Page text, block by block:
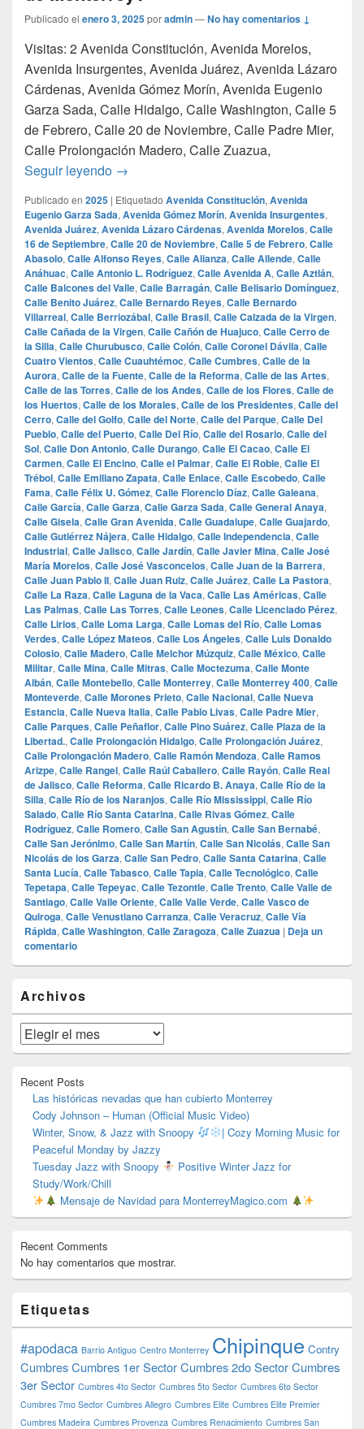
Publicado el enero 3, 2025poradmin—No hay comentarios ↓
Visitas: 2 Avenida Constitución, Avenida Morelos,
Avenida Insurgentes, Avenida Juárez, Avenida Lázaro
Cárdenas, Avenida Gómez Morín, Avenida Eugenio
Garza Sada, Calle Hidalgo, Calle Washington, Calle 5
de Febrero, Calle 20 de Noviembre, Calle Padre Mier,
Calle Prolongación Madero, Calle Zuazua,
Seguir leyendo ¿Cuales son las calles mas famosas de
→
Publicado en 2025 | Etiquetado Avenida Constitución, Avenida
Eugenio Garza Sada, Avenida Gómez Morín, Avenida Insurgentes,
Avenida Juárez, Avenida Lázaro Cárdenas, Avenida Morelos, Calle
16 de Septiembre, Calle 20 de Noviembre, Calle 5 de Febrero, Calle
Abasolo, Calle Alfonso Reyes, Calle Alianza, Calle Allende, Calle
Anáhuac, Calle Antonio L. Rodríguez, Calle Avenida A, Calle Aztlán,
Calle Balcones del Valle, Calle Barragán, Calle Belisario Domínguez,
Calle Benito Juárez, Calle Bernardo Reyes, Calle Bernardo
Villarreal, Calle Berriozábal, Calle Brasil, Calle Calzada de la Virgen,
Calle Cañada de la Virgen, Calle Cañón de Huajuco, Calle Cerro de
la Silla, Calle Churubusco, Calle Colón, Calle Coronel Dávila, Calle
Cuatro Vientos, Calle Cuauhtémoc, Calle Cumbres, Calle de la
Aurora, Calle de la Fuente, Calle de la Reforma, Calle de las Artes,
Calle de las Torres, Calle de los Andes, Calle de los Flores, Calle de
los Huertos, Calle de los Morales, Calle de los Presidentes, Calle del
Cerro, Calle del Golfo, Calle del Norte, Calle del Parque, Calle Del
Pueblo, Calle del Puerto, Calle Del Río, Calle del Rosario, Calle del
Sol, Calle Don Antonio, Calle Durango, Calle El Cacao, Calle El
Carmen, Calle El Encino, Calle el Palmar, Calle El Roble, Calle El
Trébol, Calle Emiliano Zapata, Calle Enlace, Calle Escobedo, Calle
Fama, Calle Félix U. Gómez, Calle Florencio Díaz, Calle Galeana,
Calle García, Calle Garza, Calle Garza Sada, Calle General Anaya,
Calle Gisela, Calle Gran Avenida, Calle Guadalupe, Calle Guajardo,
Calle Gutiérrez Nájera, Calle Hidalgo, Calle Independencia, Calle
Industrial, Calle Jalisco, Calle Jardín, Calle Javier Mina, Calle José
María Morelos, Calle José Vasconcelos, Calle Juan de la Barrera,
Calle Juan Pablo II, Calle Juan Ruiz, Calle Juárez, Calle La Pastora,
Calle La Raza, Calle Laguna de la Vaca, Calle Las Américas, Calle
Las Palmas, Calle Las Torres, Calle Leones, Calle Licenciado Pérez,
Calle Lirios, Calle Loma Larga, Calle Lomas del Río, Calle Lomas
Verdes, Calle López Mateos, Calle Los Ángeles, Calle Luis Donaldo
Colosio, Calle Madero, Calle Melchor Múzquiz, Calle México, Calle
Militar, Calle Mina, Calle Mitras, Calle Moctezuma, Calle Monte
Albán, Calle Montebello, Calle Monterrey, Calle Monterrey 400, Calle
Monteverde, Calle Morones Prieto, Calle Nacional, Calle Nueva
Estancia, Calle Nueva Italia, Calle Pablo Livas, Calle Padre Mier,
Calle Parques, Calle Peñaflor, Calle Pino Suárez, Calle Plaza de la
Libertad., Calle Prolongación Hidalgo, Calle Prolongación Juárez,
Calle Prolongación Madero, Calle Ramón Mendoza, Calle Ramos
Arizpe, Calle Rangel, Calle Raúl Caballero, Calle Rayón, Calle Real
de Jalisco, Calle Reforma, Calle Ricardo B. Anaya, Calle Río de la
Silla, Calle Río de los Naranjos, Calle Río Mississippi, Calle Río
Salado, Calle Río Santa Catarina, Calle Rivas Gómez, Calle
Rodríguez, Calle Romero, Calle San Agustín, Calle San Bernabé,
Calle San Jerónimo, Calle San Martín, Calle San Nicolás, Calle San
Nicolás de los Garza, Calle San Pedro, Calle Santa Catarina, Calle
Santa Lucía, Calle Tabasco, Calle Tapia, Calle Tecnológico, Calle
Tepetapa, Calle Tepeyac, Calle Tezontle, Calle Trento, Calle Valle de
Santiago, Calle Valle Oriente, Calle Valle Verde, Calle Vasco de
Quiroga, Calle Venustiano Carranza, Calle Veracruz, Calle Vía
Rápida, Calle Washington, Calle Zaragoza, Calle Zuazua | Deja un
comentario
área
de
widget
barra
lateral
Archivos
Archivos
Recent Posts
Las históricas nevadas que han cubierto Monterrey
Cody Johnson – Human (Official Music Video)
Winter, Snow, & Jazz with Snoopy
| Cozy Morning Music for
Peaceful Monday by Jazzy
Tuesday Jazz with Snoopy
Positive Winter Jazz for
Study/Work/Chill
Mensaje de Navidad para MonterreyMagico.com
Recent Comments
No hay comentarios que mostrar.
Etiquetas
#apodaca Barrio Antiguo Centro Monterrey Chipinque Contry
CumbresCumbres 1er SectorCumbres 2do SectorCumbres
3er Sector Cumbres 4to Sector Cumbres 5to Sector Cumbres 6to Sector
Cumbres 7mo Sector Cumbres Allegro Cumbres Elite Cumbres Elite Premier
Cumbres Madeira Cumbres Provenza Cumbres Renacimiento Cumbres San